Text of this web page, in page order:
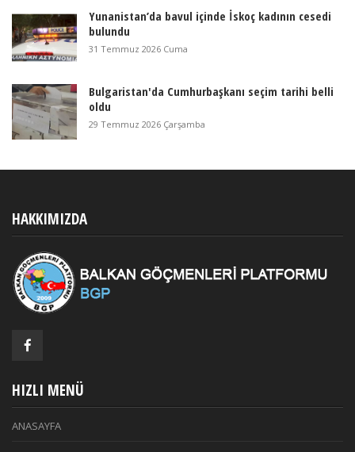
Yunanistan’da bavul içinde İskoç kadının cesedi
bulundu
31 Temmuz 2026 Cuma
Bulgaristan'da Cumhurbaşkanı seçim tarihi belli
oldu
29 Temmuz 2026 Çarşamba
HAKKIMIZDA
HIZLI MENÜ
ANASAYFA